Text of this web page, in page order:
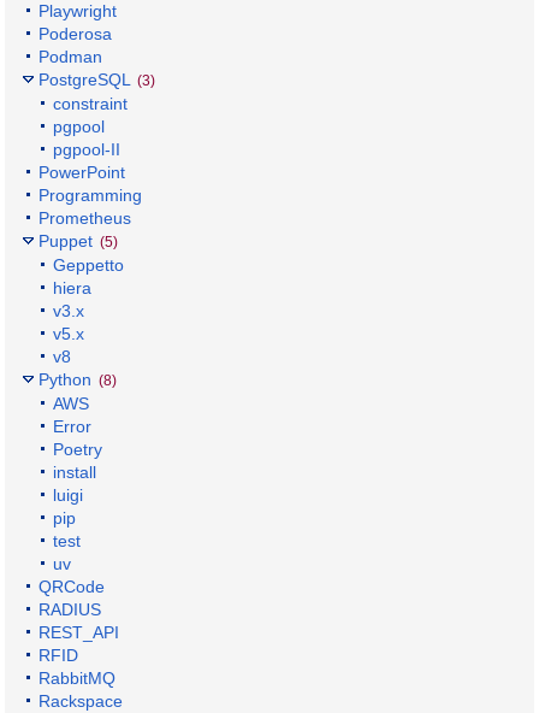
Playwright
Poderosa
Podman
PostgreSQL (3)
constraint
pgpool
pgpool-II
PowerPoint
Programming
Prometheus
Puppet (5)
Geppetto
hiera
v3.x
v5.x
v8
Python (8)
AWS
Error
Poetry
install
luigi
pip
test
uv
QRCode
RADIUS
REST_API
RFID
RabbitMQ
Rackspace